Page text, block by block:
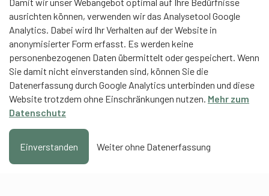
ausrichten können, verwenden wir das Analysetool Google
Analytics. Dabei wird Ihr Verhalten auf der Website in
anonymisierter Form erfasst. Es werden keine
personenbezogenen Daten übermittelt oder gespeichert. Wenn
Sie damit nicht einverstanden sind, können Sie die
Datenerfassung durch Google Analytics unterbinden und diese
Website trotzdem ohne Einschränkungen nutzen. Mehr zum
Datenschutz
Einverstanden Weiter ohne Datenerfassung
Partner
Contentpartner
Eidgenössische Hochschule für Sport Magglingen
EHSM